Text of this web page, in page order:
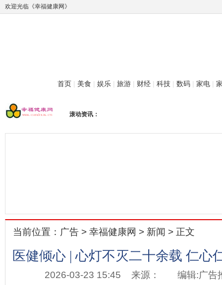
欢迎光临《幸福健康网》
首页 | 美食 | 娱乐 | 旅游 | 财经 | 科技 | 数码 | 家电 |
滚动资讯：
当前位置： 广告 > 幸福健康网 > 新闻 > 正文
医健倾心 | 心灯不灭二十余载 仁心
2026-03-23 15:45 来源： 编辑:广告